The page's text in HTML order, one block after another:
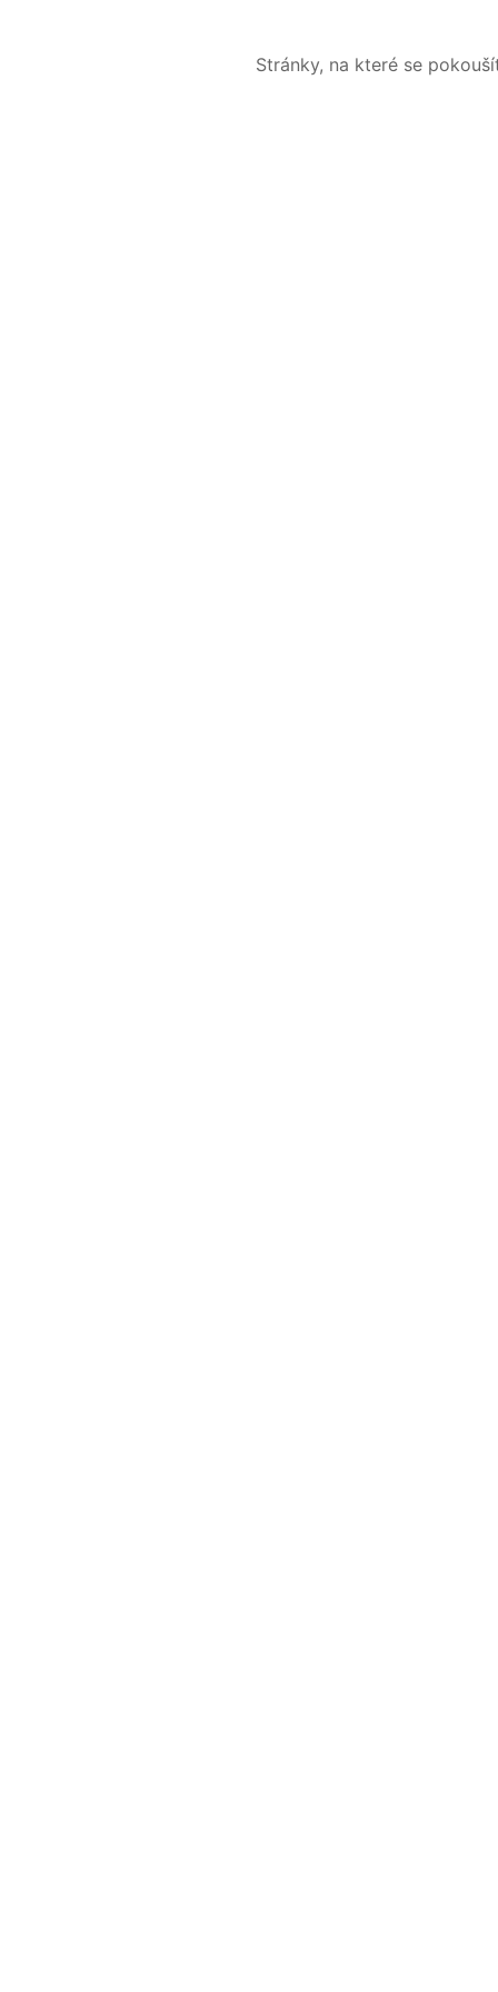
Stránky, na které se